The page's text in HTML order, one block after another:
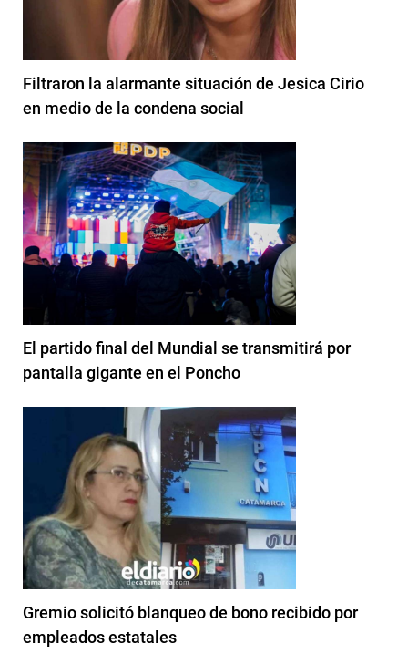
Filtraron la alarmante situación de Jesica Cirio
en medio de la condena social
El partido final del Mundial se transmitirá por
pantalla gigante en el Poncho
Gremio solicitó blanqueo de bono recibido por
empleados estatales